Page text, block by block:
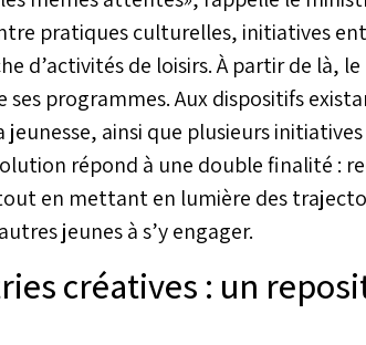
pratiques culturelles, initiatives
d’activités de loisirs. À partir de là,
ses programmes. Aux dispositifs
jeunesse, ainsi que plusieurs
répond à une double finalité :
en mettant en lumière des
jeunes à s’y engager.
créatives : un